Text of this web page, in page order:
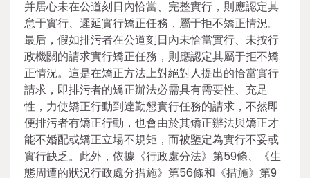
并居心未在公道刻日內恰當、完整實行，則應認定其
怠于實行、遲延實行矯正任務，屬于拒不矯正情況。
最后，假如排污者在公道刻日內未恰當實行、未按行
政機關的請求實行矯正任務，則應認定其屬于拒不矯
正情況。這是在矯正方法上對絕對人提出的恰當實行
請求，即排污者的矯正辦法必需具有需要性、充足
性，力使矯正行動到達勤懇實行任務的請求，不然即
便排污者有矯正行動，也會由於其矯正辦法與矯正才
能不婚配或矯正立場不規矩，而被鑒定為實行不妥或
實行缺乏。此外，依據《行政處分法》第59條、《生
態周遭的狀況行政處分措施》第56條和《措施》第9